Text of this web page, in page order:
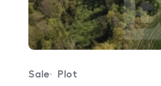
Offer type
Sale
Property type
Plot